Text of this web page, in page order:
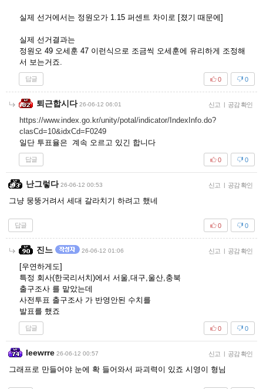
실제 선거에서는 정원오가 1.15 퍼센트 차이로 [졌기 때문에]
실제 선거결과는
정원오 49 오세훈 47 이런식으로 조금씩 오세훈에 유리하게 조정해
서 보는거죠.
답글 0
0
퇴근합시다 26-06-12 06:01 신고 | 공감 확인
https://www.index.go.kr/unity/potal/indicator/IndexInfo.do?
clasCd=10&idxCd=F0249
일단 투표율은 계속 오르고 있긴 합니다
답글 0
0
난그렇다 26-06-12 00:53 신고 | 공감 확인
그냥 뭉뚱거려서 세대 갈라치기 하려고 했네
답글 0
0
진느 26-06-12 01:06 신고 | 공감 확인
[우연하게도]
특정 회사(한국리서치)에서 서울,대구,울산,충북
출구조사 를 맡았는데
사전투표 출구조사 가 반영안된 수치를
발표를 했죠
답글 0
0
Ieewrre 26-06-12 00:57 신고 | 공감 확인
그래프로 만들어야 눈에 확 들어와서 파괴력이 있죠 시영이 형님